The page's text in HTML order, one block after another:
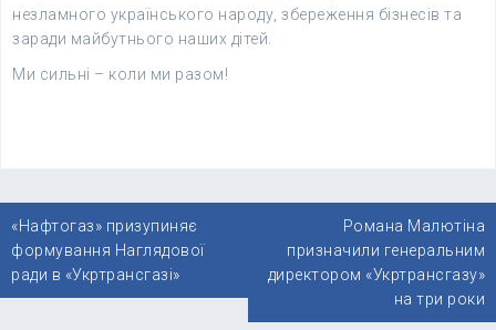
незламного українського народу, збереження бізнесів та
заради майбутнього наших дітей.
Ми сильні – коли ми разом!
Навігація
записів
«Нафтогаз» призупиняє
формування Наглядової
ради в «Укртрансгазі»
Романа Малютіна
призначили генеральним
директором «Укртрансгазу»
на три роки